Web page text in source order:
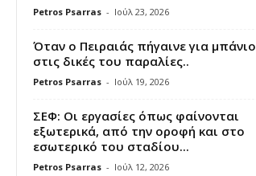
Petros Psarras - Ιούλ 23, 2026
Όταν ο Πειραιάς πήγαινε για μπάνιο
στις δικές του παραλίες..
Petros Psarras - Ιούλ 19, 2026
ΣΕΦ: Οι εργασίες όπως φαίνονται
εξωτερικά, από την οροφή και στο
εσωτερικό του σταδίου...
Petros Psarras - Ιούλ 12, 2026